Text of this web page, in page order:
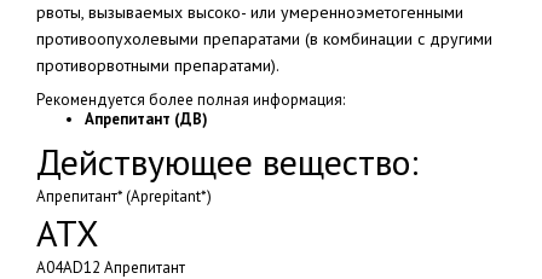
рвоты, вызываемых высоко- или умеренноэметогенными
противоопухолевыми препаратами (в комбинации с другими
противорвотными препаратами).
Рекомендуется более полная информация:
Апрепитант (ДВ)
Действующее вещество:
Апрепитант* (Apreрitant*)
АТХ
A04AD12 Апрепитант